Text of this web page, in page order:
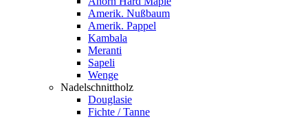
Amerik. Nußbaum
Amerik. Pappel
Kambala
Meranti
Sapeli
Wenge
Nadelschnittholz
Douglasie
Fichte / Tanne